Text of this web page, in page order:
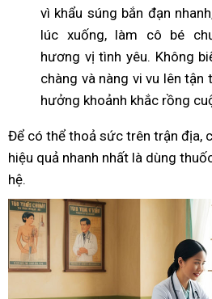
vì khẩu súng bắn đạn
lúc xuống, làm cô bé
hương vị tình yêu. Không
chàng và nàng vi vu lên tận
hưởng khoảnh khắc rồng
Để có thể thoả sức trên trận địa,
hiệu quả nhanh nhất là dùng
hệ.